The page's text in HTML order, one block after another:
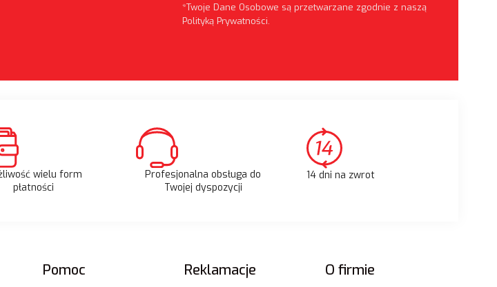
*Twoje Dane Osobowe są przetwarzane zgodnie z naszą
Polityką Prywatności.
wielu form
płatności
Profesjonalna obsługa do
Twojej dyspozycji
14 dni na zwrot
Pomoc Reklamacje O firmie